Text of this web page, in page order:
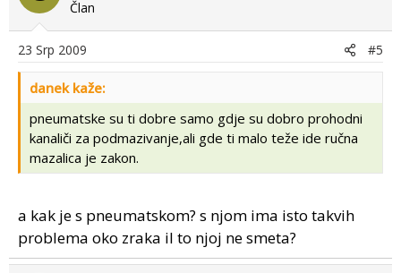
Član
23 Srp 2009 #5
danek kaže:
pneumatske su ti dobre samo gdje su dobro prohodni
kanaliči za podmazivanje,ali gde ti malo teže ide ručna
mazalica je zakon.
a kak je s pneumatskom? s njom ima isto takvih
problema oko zraka il to njoj ne smeta?